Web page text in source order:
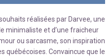
réalisées par Darvee, une
minimaliste et d’une fraicheur
ou sarcasme, son inspiration
québécoises. Convaincue que le